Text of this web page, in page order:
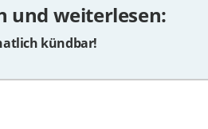
und weiterlesen:
kündbar!